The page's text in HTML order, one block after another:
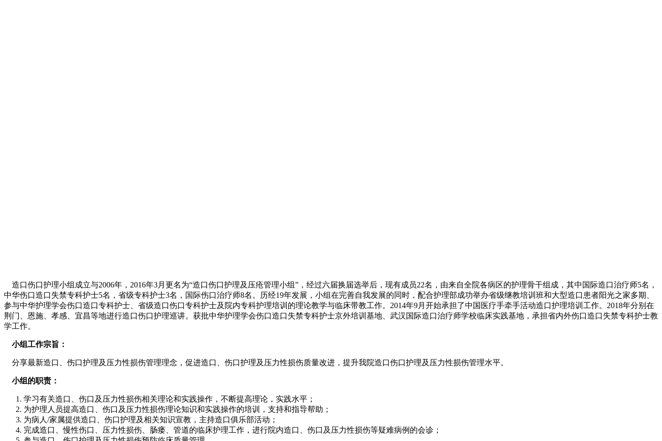
造口伤口护理小组成立与2006年，2016年3月更名为“造口伤口护理及压疮管理小组”，经过六届换届选举后，现有成员22名，由来自全院各病区的护理骨干组成，其中国际造口治疗师5名，
中华伤口造口失禁专科护士5名，省级专科护士3名，国际伤口治疗师8名。历经19年发展，小组在完善自我发展的同时，配合护理部成功举办省级继教培训班和大型造口患者阳光之家多期、
参与中华护理学会伤口造口专科护士、省级造口伤口专科护士及院内专科护理培训的理论教学与临床带教工作。2014年9月开始承担了中国医疗手牵手活动造口护理培训工作。2018年分别在
荆门、恩施、孝感、宜昌等地进行造口伤口护理巡讲。获批中华护理学会伤口造口失禁专科护士京外培训基地、武汉国际造口治疗师学校临床实践基地，承担省内外伤口造口失禁专科护士教
学工作。
小组工作宗旨：
分享最新造口、伤口护理及压力性损伤管理理念，促进造口、伤口护理及压力性损伤质量改进，提升我院造口伤口护理及压力性损伤管理水平。
小组的职责：
学习有关造口、伤口及压力性损伤相关理论和实践操作，不断提高理论，实践水平；
为护理人员提高造口、伤口及压力性损伤理论知识和实践操作的培训，支持和指导帮助；
为病人/家属提供造口、伤口护理及相关知识宣教，主持造口俱乐部活动；
完成造口、慢性伤口、压力性损伤、肠瘘、管道的临床护理工作，进行院内造口、伤口及压力性损伤等疑难病例的会诊；